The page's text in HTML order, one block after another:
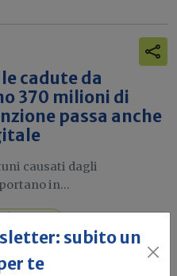
cadute da
370 milioni di
passa anche
causati dagli
in...
subito un
te